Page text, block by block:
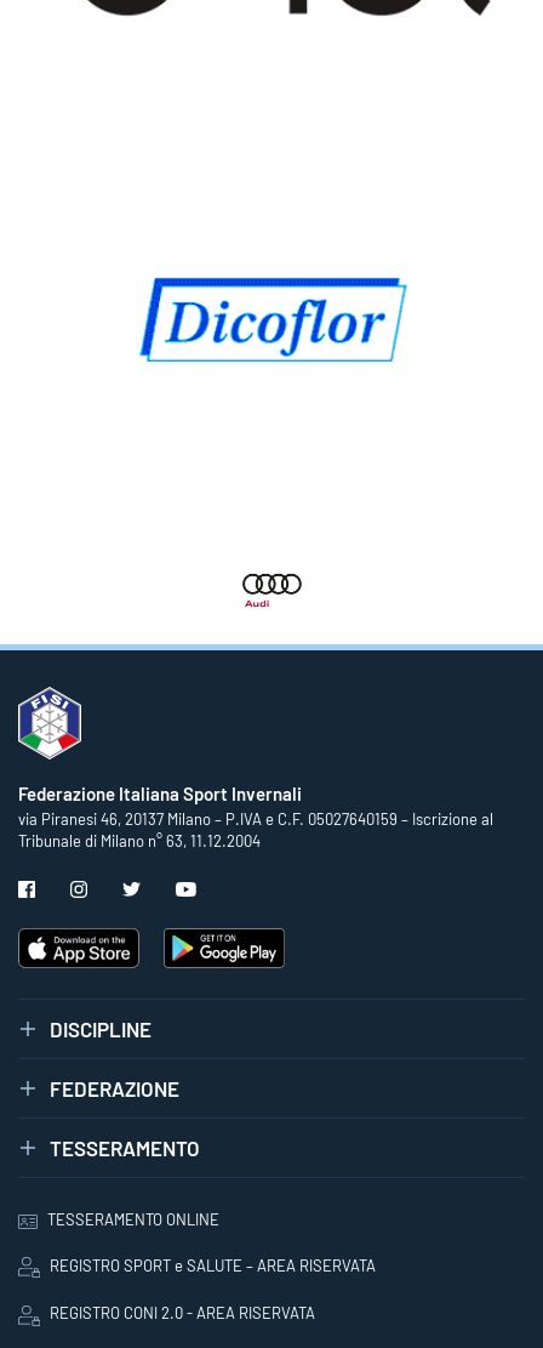
Federazione Italiana Sport Invernali
via Piranesi 46, 20137 Milano – P.IVA e C.F. 05027640159 – Iscrizione al
Tribunale di Milano n° 63, 11.12.2004
DISCIPLINE
FEDERAZIONE
TESSERAMENTO
TESSERAMENTO ONLINE
REGISTRO SPORT e SALUTE – AREA RISERVATA
REGISTRO CONI 2.0 - AREA RISERVATA